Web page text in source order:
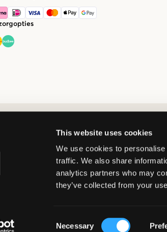
This website uses cookies
We use cookies to
traffic. We also share
analytics partners who may
they’ve collected from your
Necessary